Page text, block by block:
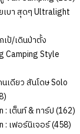
เบา สุดๆ Ultralight
เป้/เดินป่าตั้ง
Camping Style
เดียว สันโดษ Solo
228
สินค้า
: เต็นท์ & ทาร์ป 162162
: เฟอร์นิเจอร์ 458458